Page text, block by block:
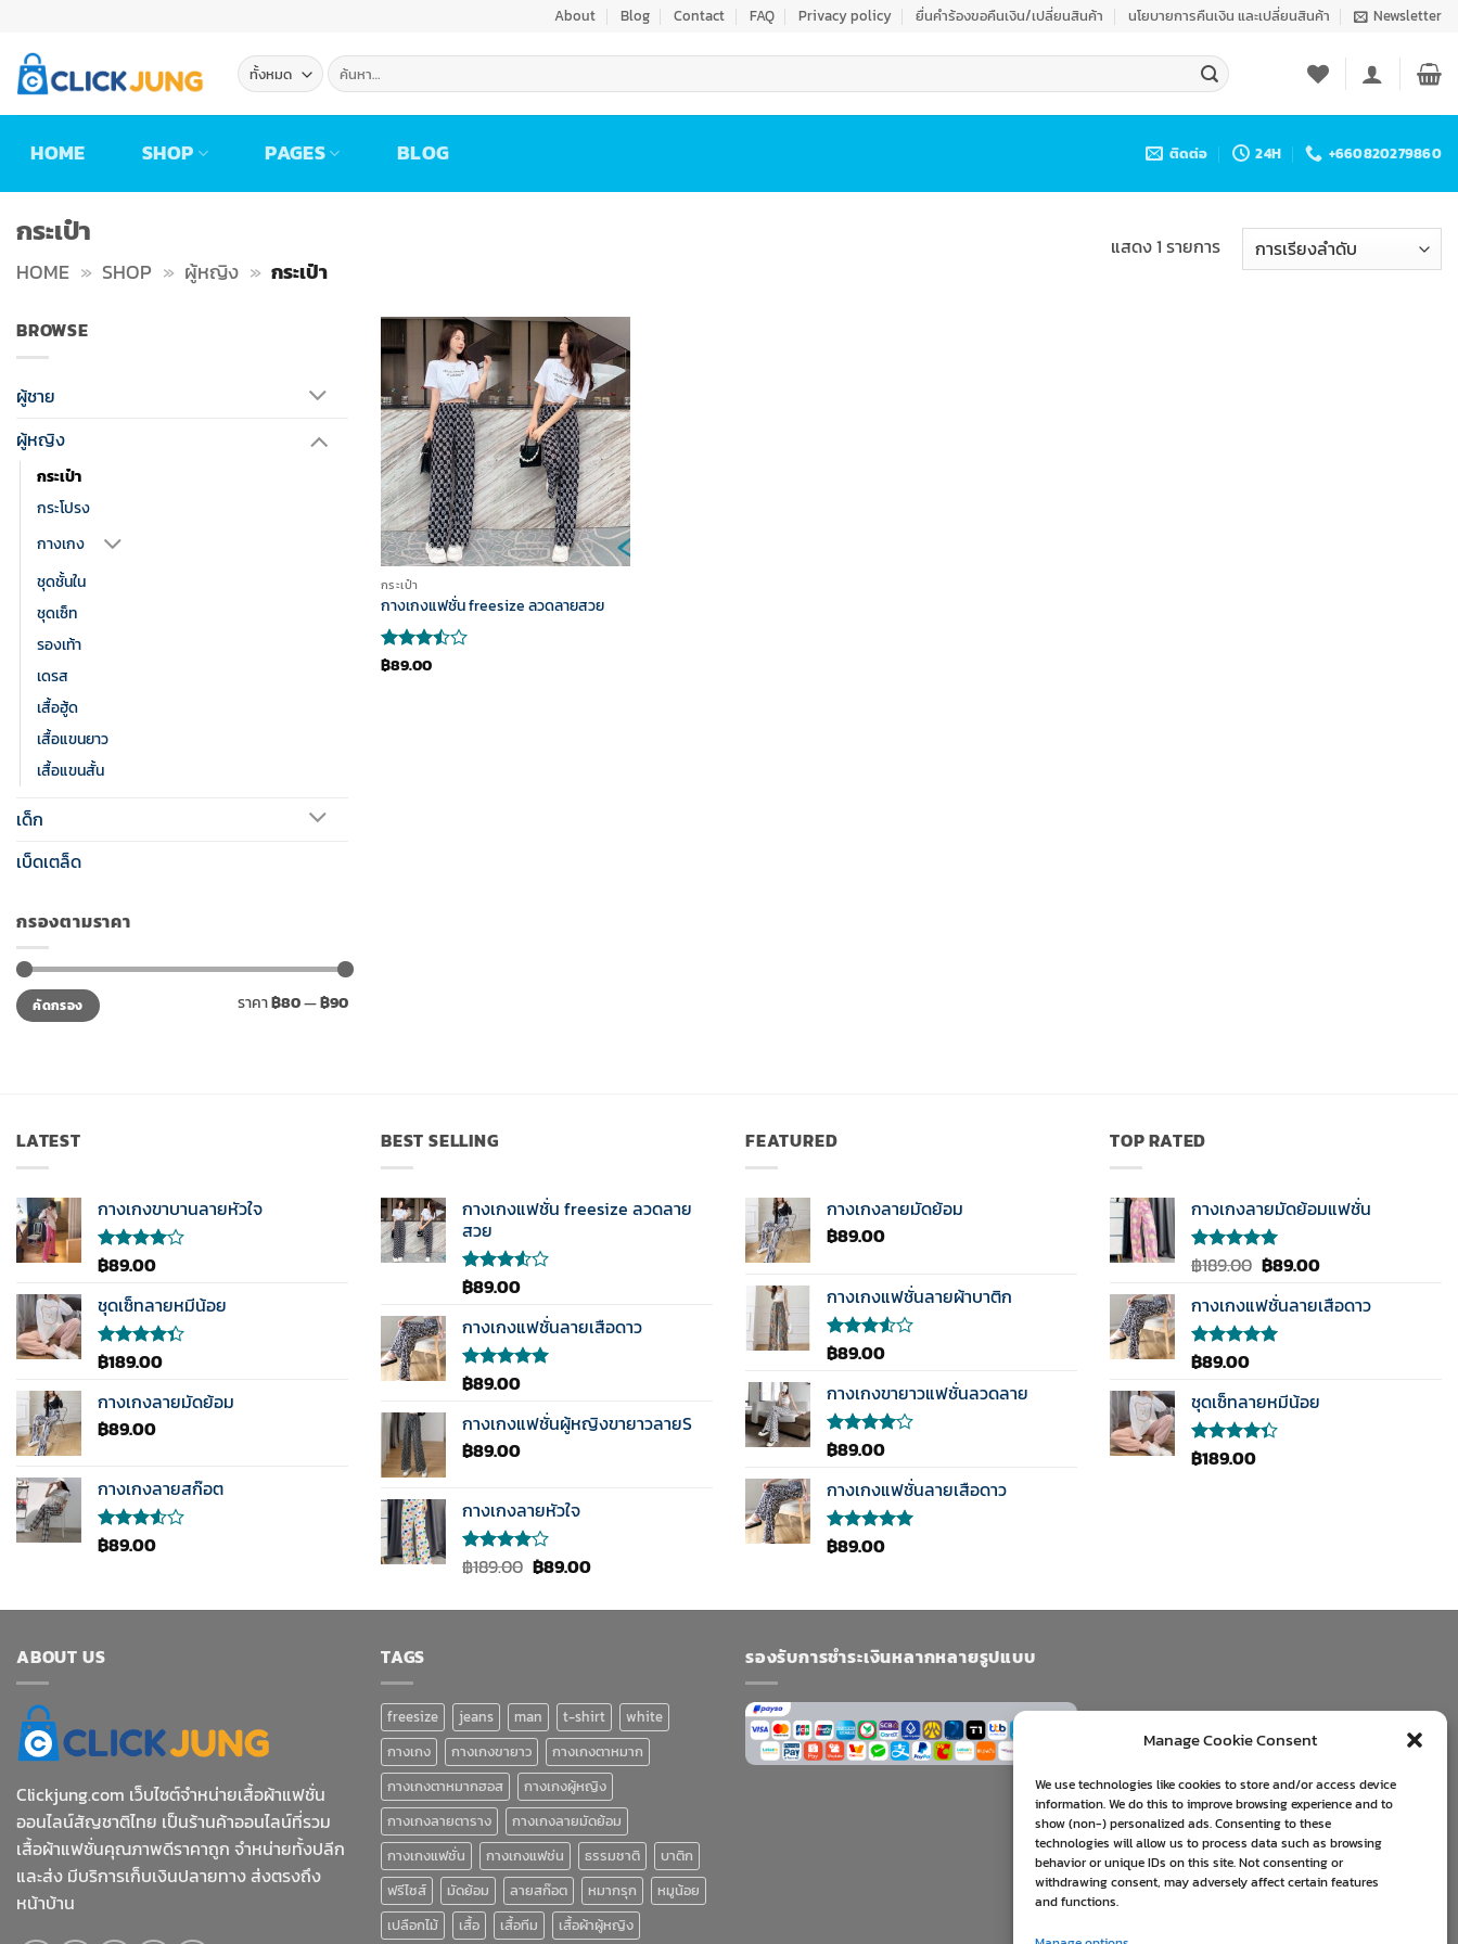
Manage Cookie Consent
We use technologies like cookies to store and/or access device
information. We do this to improve browsing experience and to
show (non-) personalized ads. Consenting to these
technologies will allow us to process data such as browsing
behavior or unique IDs on this site. Not consenting or
withdrawing consent, may adversely affect certain features
and functions.
ยัง
เนื้อหา
About Blog Contact FAQ Privacy policy ยื่นคำร้องขอคืนเงิน/เปลี่ยนสินค้า นโยบายการคืนเงิน และเปลี่ยนสินค้า Newsletter
ค้นหา:
HOME SHOP PAGES BLOG ติดต่อ 24H +660820279860
กระเป๋า
HOME » SHOP » ผู้หญิง » กระเป๋า
แสดง 1 รายการ
BROWSE
ผู้ชาย
ผู้หญิง
กระเป๋า
กระโปรง
กางเกง
ชุดชั้นใน
ชุดเซ็ท
รองเท้า
เดรส
เสื้อฮู้ด
เสื้อแขนยาว
เสื้อแขนสั้น
เด็ก
เบ็ดเตล็ด
กรองตามราคา
ราคา
ต่ำ
สุด
ราคา
สูงสุดคัดกรอง ราคา฿80—฿90
Add to
wishlist
+
กระเป๋า
กางเกงแฟชั่น freesize ลวดลายสวย
ให้
฿89.00
LATEST
กางเกงขาบานลายหัวใจ
ให้
4.00
ตั้งแต่ 1-
5
฿89.00
ชุดเซ็ทลายหมีน้อย
ให้
ตั้งแต่ 1-5
คะแนน
฿189.00
กางเกงลายมัดย้อม
฿89.00
กางเกงลายสก๊อต
ให้
1-5
฿89.00
BEST SELLING
กางเกงแฟชั่น freesize ลวดลาย
สวย
ให้
ตั้งแต่
1-5
฿89.00
กางเกงแฟชั่นลายเสือดาว
ให้คะแนน
คะแนน
฿89.00
กางเกงแฟชั่นผู้หญิงขายาวลายS
฿89.00
กางเกงลายหัวใจ
ให้
฿189.00 Original
was:
฿89.00Current
is:
FEATURED
กางเกงลายมัดย้อม
฿89.00
กางเกงแฟชั่นลายผ้าบาติก
ให้
ตั้งแต่
1-5
฿89.00
กางเกงขายาวแฟชั่นลวดลาย
ให้
ตั้งแต่ 1-
5
฿89.00
กางเกงแฟชั่นลายเสือดาว
ให้คะแนน
฿89.00
TOP RATED
กางเกงลายมัดย้อมแฟชั่น
ให้คะแนน
คะแนน
฿189.00 Original
was:
฿189.00.
฿89.00Current
is:
กางเกงแฟชั่นลายเสือดาว
ให้คะแนน
คะแนน
฿89.00
ชุดเซ็ทลายหมีน้อย
ให้
฿189.00
ABOUT US
Clickjung.com เว็บไซต์จำหน่ายเสื้อผ้าแฟชั่น
ออนไลน์สัญชาติไทย เป็นร้านค้าออนไลน์ที่รวม
เสื้อผ้าแฟชั่นคุณภาพดีราคาถูก จำหน่ายทั้งปลีก
และส่ง มีบริการเก็บเงินปลายทาง ส่งตรงถึง
หน้าบ้าน
TAGS
freesize jeans man t-shirt
white
กางเกง
กางเกงขายาว
กางเกงตาหมาก
กางเกงตาหมากฮอส
กางเกงผู้หญิง
กางเกงลายตาราง
กางเกงลายมัดย้อม
กางเกงแฟชั่น
กางเกงแฟช่น ธรรมชาติ
บาติก
ฟรีไซส์
มัดย้อม ลายสก๊อต หมากรุก
หมูน้อย
เปลือกไม้
เสื้อ เสื้อทีม เสื้อผ้าผู้หญิง
รองรับการชำระเงินหลากหลายรูปแบบ